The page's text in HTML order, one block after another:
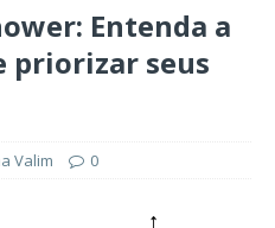
Entenda a
priorizar seus
Valim 0